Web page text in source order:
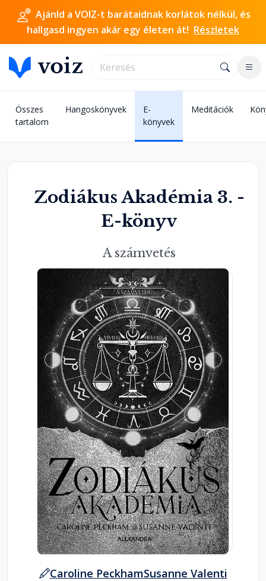
Ajánld a VOIZ-t barátaidnak korlátok nélkül, és
hallgasd ingyen akár egy életen át! Részletek
Összes
tartalom
Hangoskönyvek
E-
könyvek
Meditációk
Zodiákus Akadémia 3. -
E-könyv
A számvetés
Caroline PeckhamSusanne Valenti